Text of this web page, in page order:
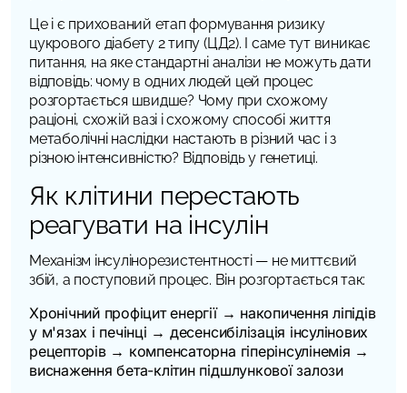
Це і є прихований етап формування ризику
цукрового діабету 2 типу (ЦД2). І саме тут виникає
питання, на яке стандартні аналізи не можуть дати
відповідь: чому в одних людей цей процес
розгортається швидше? Чому при схожому
раціоні, схожій вазі і схожому способі життя
метаболічні наслідки настають в різний час і з
різною інтенсивністю? Відповідь у генетиці.
Як клітини перестають
реагувати на інсулін
Механізм інсулінорезистентності — не миттєвий
збій, а поступовий процес. Він розгортається так:
Хронічний профіцит енергії → накопичення ліпідів
у м'язах і печінці → десенсибілізація інсулінових
рецепторів → компенсаторна гіперінсулінемія →
виснаження бета-клітин підшлункової залози